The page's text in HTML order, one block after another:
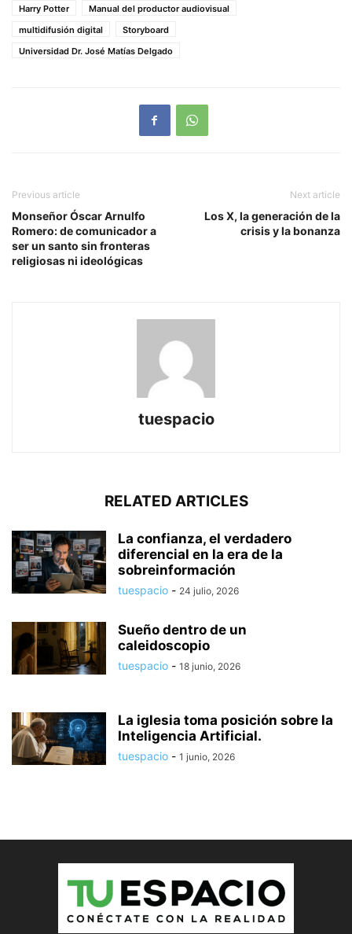
Harry Potter
Manual del productor audiovisual
multidifusión digital
Storyboard
Universidad Dr. José Matías Delgado
Previous article
Monseñor Óscar Arnulfo
Romero: de comunicador a
ser un santo sin fronteras
religiosas ni ideológicas
Next article
Los X, la generación de la
crisis y la bonanza
tuespacio
RELATED ARTICLES
La confianza, el verdadero
diferencial en la era de la
sobreinformación
tuespacio - 24 julio, 2026
Sueño dentro de un
caleidoscopio
tuespacio - 18 junio, 2026
La iglesia toma posición sobre la
Inteligencia Artificial.
tuespacio - 1 junio, 2026